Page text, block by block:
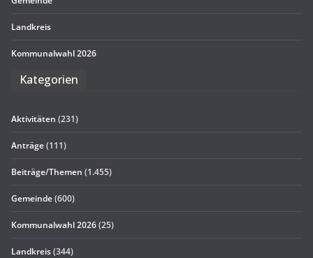
Land­kreis
Kom­mu­nal­wahl 2026
Kate­go­rien
Aktivitäten (231)
Anträge(111)
Beiträge/Themen (1.455)
Gemeinde(600)
Kommunalwahl 2026(25)
Landkreis(344)